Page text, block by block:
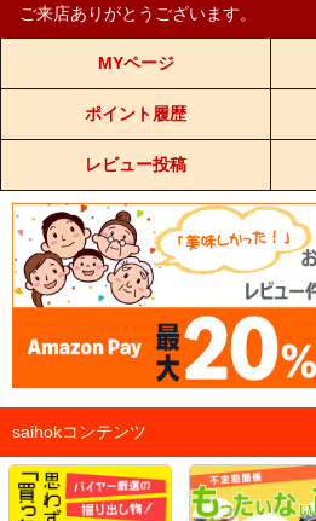
ご来店ありがとうございます。
MYページ
ポイント履歴
レビュー投稿
saihokコンテンツ